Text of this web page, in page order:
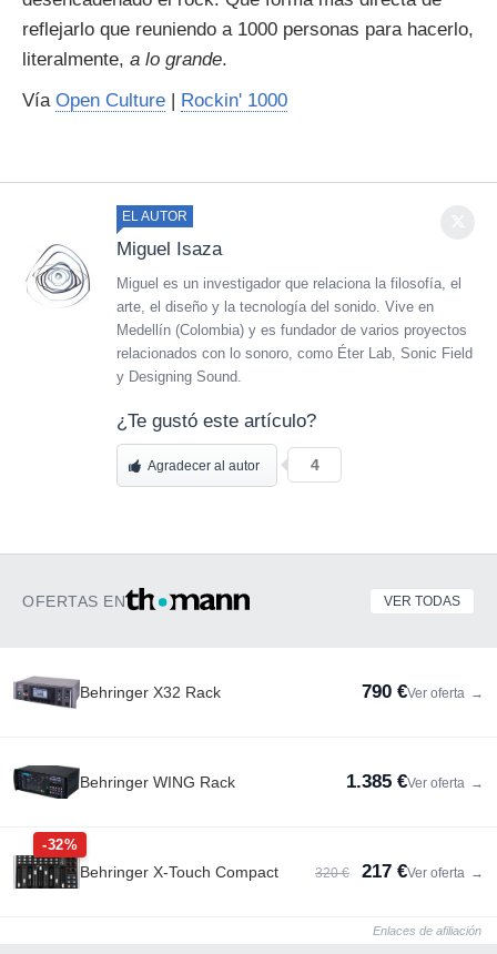
reflejarlo que reuniendo a 1000 personas para hacerlo,
literalmente, a lo grande.
Vía Open Culture | Rockin' 1000
EL AUTOR
Miguel Isaza
Miguel es un investigador que relaciona la filosofía, el
arte, el diseño y la tecnología del sonido. Vive en
Medellín (Colombia) y es fundador de varios proyectos
relacionados con lo sonoro, como Éter Lab, Sonic Field
y Designing Sound.
¿Te gustó este artículo?
Agradecer al autor 4
OFERTAS EN VER TODAS
Behringer X32 Rack 790 €Ver oferta →
Behringer WING Rack 1.385 €Ver oferta →
-32%
Behringer X-Touch Compact 320 € 217 €Ver oferta →
Enlaces de afiliación